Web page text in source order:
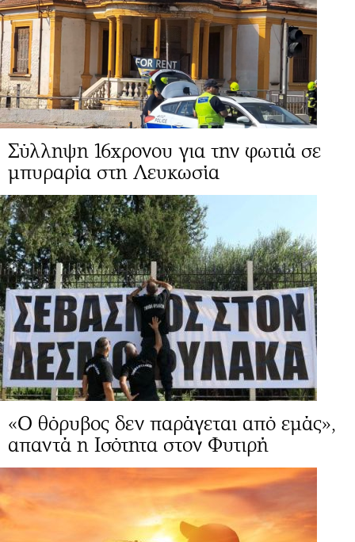
Σύλληψη 16χρονου για την φωτιά σε
μπυραρία στη Λευκωσία
«Ο θόρυβος δεν παράγεται από εμάς»,
απαντά η Ισότητα στον Φυτιρή